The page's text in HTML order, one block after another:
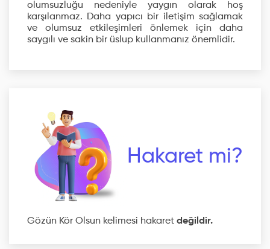
olumsuzluğu nedeniyle yaygın olarak hoş
karşılanmaz. Daha yapıcı bir iletişim sağlamak
ve olumsuz etkileşimleri önlemek için daha
saygılı ve sakin bir üslup kullanmanız önemlidir.
Hakaret mi?
Gözün Kör Olsun kelimesi hakaret değildir.